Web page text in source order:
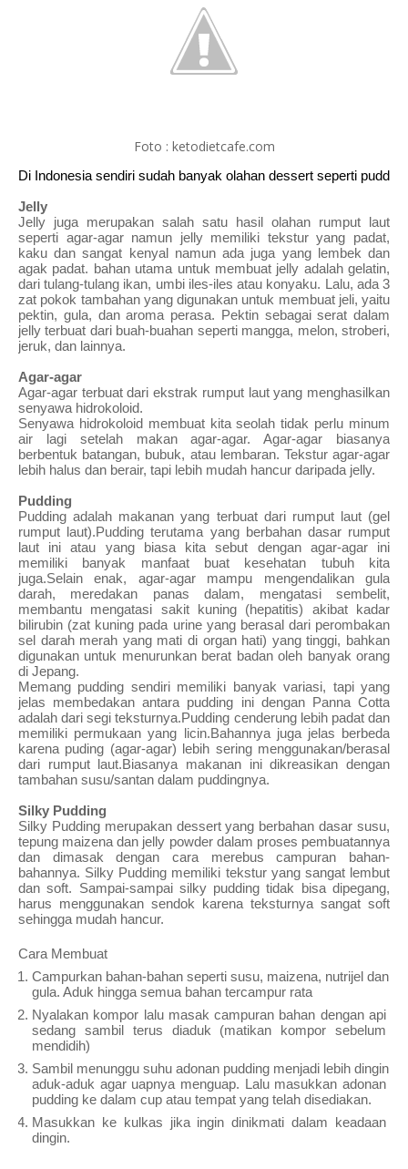
Foto : ketodietcafe.com
Di Indonesia sendiri sudah banyak olahan dessert seperti
Jelly
Jelly juga merupakan salah satu hasil olahan rumput laut
seperti agar-agar namun jelly memiliki tekstur yang padat,
kaku dan sangat kenyal namun ada juga yang lembek dan
agak padat. bahan utama untuk membuat jelly adalah gelatin,
dari tulang-tulang ikan, umbi iles-iles atau konyaku. Lalu, ada 3
zat pokok tambahan yang digunakan untuk membuat jeli, yaitu
pektin, gula, dan aroma perasa. Pektin sebagai serat dalam
jelly terbuat dari buah-buahan seperti mangga, melon, stroberi,
jeruk, dan lainnya.
Agar-agar
Agar-agar terbuat dari ekstrak rumput laut yang menghasilkan
senyawa hidrokoloid.
Senyawa hidrokoloid membuat kita seolah tidak perlu minum
air lagi setelah makan agar-agar. Agar-agar biasanya
berbentuk batangan, bubuk, atau lembaran. Tekstur agar-agar
lebih halus dan berair, tapi lebih mudah hancur daripada jelly.
Pudding
Pudding adalah makanan yang terbuat dari rumput laut (gel
rumput laut).Pudding terutama yang berbahan dasar rumput
laut ini atau yang biasa kita sebut dengan agar-agar ini
memiliki banyak manfaat buat kesehatan tubuh kita
juga.Selain enak, agar-agar mampu mengendalikan gula
darah, meredakan panas dalam, mengatasi sembelit,
membantu mengatasi sakit kuning (hepatitis) akibat kadar
bilirubin (zat kuning pada urine yang berasal dari perombakan
sel darah merah yang mati di organ hati) yang tinggi, bahkan
digunakan untuk menurunkan berat badan oleh banyak orang
di Jepang.
Memang pudding sendiri memiliki banyak variasi, tapi yang
jelas membedakan antara pudding ini dengan Panna Cotta
adalah dari segi teksturnya.Pudding cenderung lebih padat dan
memiliki permukaan yang licin.Bahannya juga jelas berbeda
karena puding (agar-agar) lebih sering menggunakan/berasal
dari rumput laut.Biasanya makanan ini dikreasikan dengan
tambahan susu/santan dalam puddingnya.
Silky Pudding
Silky Pudding merupakan dessert yang berbahan dasar susu,
tepung maizena dan jelly powder dalam proses pembuatannya
dan dimasak dengan cara merebus campuran bahan-
bahannya. Silky Pudding memiliki tekstur yang sangat lembut
dan soft. Sampai-sampai silky pudding tidak bisa dipegang,
harus menggunakan sendok karena teksturnya sangat soft
sehingga mudah hancur.
Cara Membuat
Campurkan bahan-bahan seperti susu, maizena, nutrijel dan
gula. Aduk hingga semua bahan tercampur rata
Nyalakan kompor lalu masak campuran bahan dengan api
sedang sambil terus diaduk (matikan kompor sebelum
mendidih)
Sambil menunggu suhu adonan pudding menjadi lebih dingin
aduk-aduk agar uapnya menguap. Lalu masukkan adonan
pudding ke dalam cup atau tempat yang telah disediakan.
Masukkan ke kulkas jika ingin dinikmati dalam keadaan
dingin.